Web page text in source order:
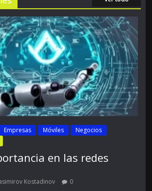
Empresas Móviles
Negocios
en las redes
Kostadinov 0